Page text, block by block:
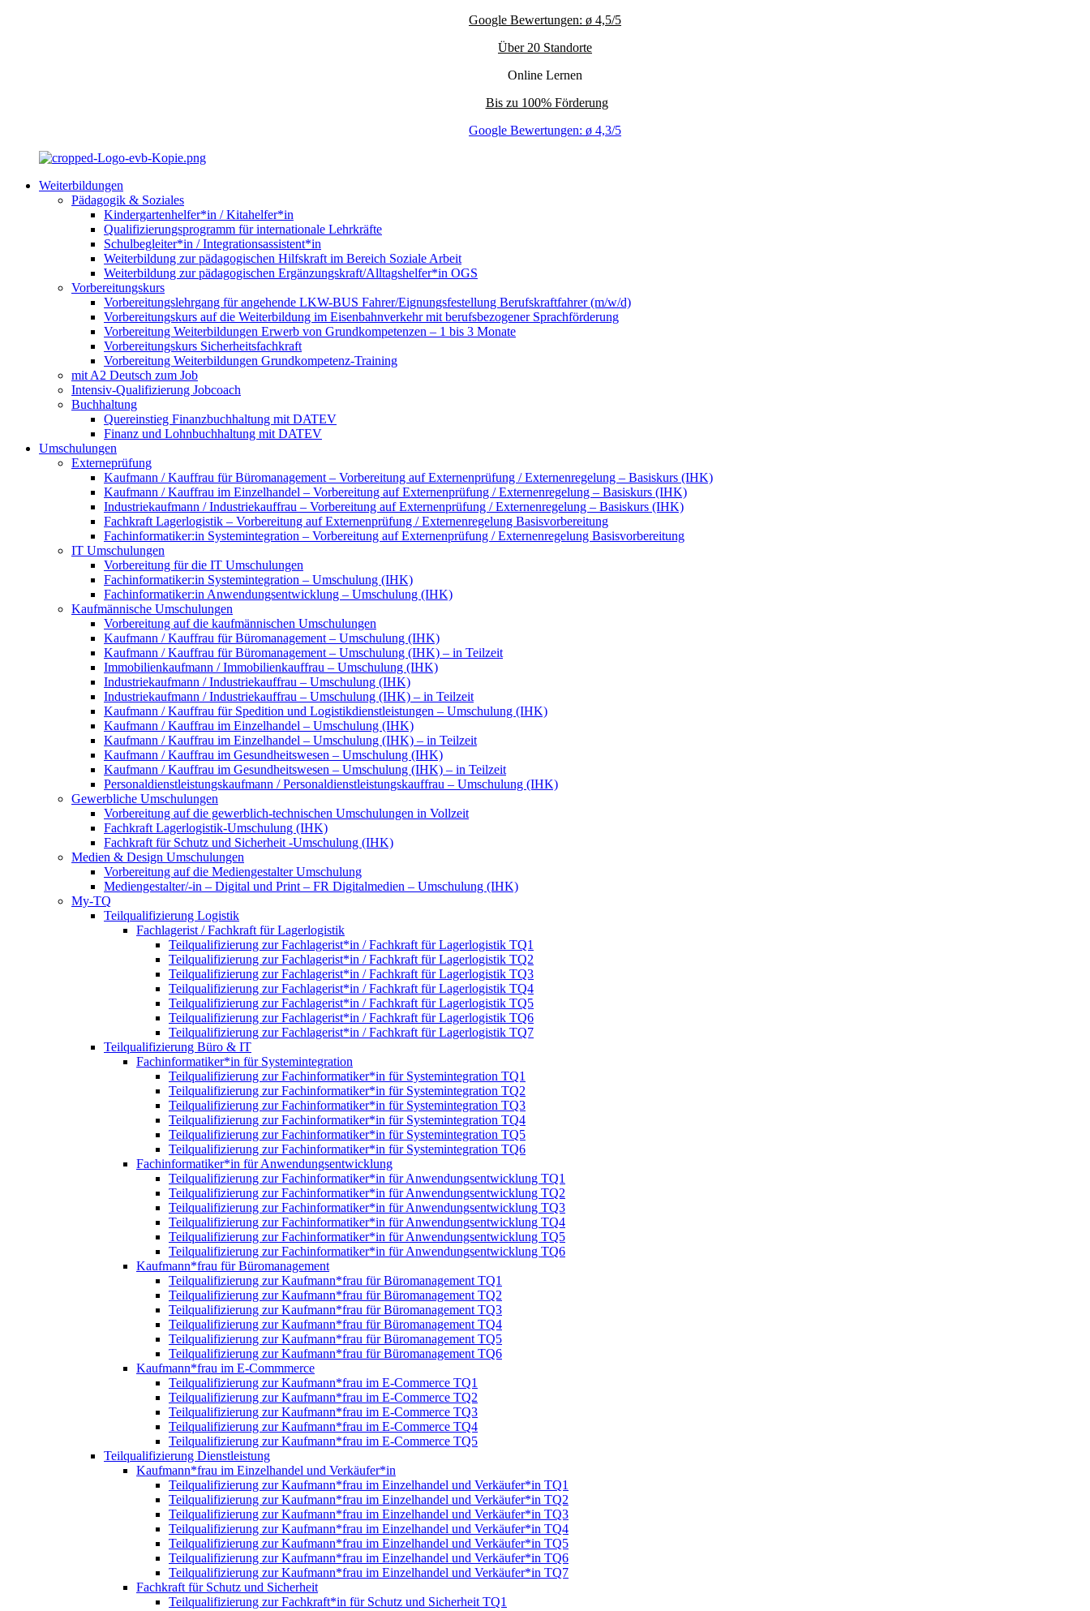
Google Bewertungen: ø 4,5/5
Über 20 Standorte
Online Lernen
Bis zu 100% Förderung
Google Bewertungen: ø 4,3/5
Weiterbildungen
Pädagogik & Soziales
Kindergartenhelfer*in / Kitahelfer*in
Qualifizierungsprogramm für internationale Lehrkräfte
Schulbegleiter*in / Integrationsassistent*in
Weiterbildung zur pädagogischen Hilfskraft im Bereich Soziale Arbeit
Weiterbildung zur pädagogischen Ergänzungskraft/Alltagshelfer*in OGS
Vorbereitungskurs
Vorbereitungslehrgang für angehende LKW-BUS Fahrer/Eignungsfestellung Berufskraftfahrer (m/w/d)
Vorbereitungskurs auf die Weiterbildung im Eisenbahnverkehr mit berufsbezogener Sprachförderung
Vorbereitung Weiterbildungen Erwerb von Grundkompetenzen – 1 bis 3 Monate
Vorbereitungskurs Sicherheitsfachkraft
Vorbereitung Weiterbildungen Grundkompetenz-Training
mit A2 Deutsch zum Job
Intensiv-Qualifizierung Jobcoach
Buchhaltung
Quereinstieg Finanzbuchhaltung mit DATEV
Finanz und Lohnbuchhaltung mit DATEV
Umschulungen
Externeprüfung
Kaufmann / Kauffrau für Büromanagement – Vorbereitung auf Externenprüfung / Externenregelung – Basiskurs (IHK)
Kaufmann / Kauffrau im Einzelhandel – Vorbereitung auf Externenprüfung / Externenregelung – Basiskurs (IHK)
Industriekaufmann / Industriekauffrau – Vorbereitung auf Externenprüfung / Externenregelung – Basiskurs (IHK)
Fachkraft Lagerlogistik – Vorbereitung auf Externenprüfung / Externenregelung Basisvorbereitung
Fachinformatiker:in Systemintegration – Vorbereitung auf Externenprüfung / Externenregelung Basisvorbereitung
IT Umschulungen
Vorbereitung für die IT Umschulungen
Fachinformatiker:in Systemintegration – Umschulung (IHK)
Fachinformatiker:in Anwendungsentwicklung – Umschulung (IHK)
Kaufmännische Umschulungen
Vorbereitung auf die kaufmännischen Umschulungen
Kaufmann / Kauffrau für Büromanagement – Umschulung (IHK)
Kaufmann / Kauffrau für Büromanagement – Umschulung (IHK) – in Teilzeit
Immobilienkaufmann / Immobilienkauffrau – Umschulung (IHK)
Industriekaufmann / Industriekauffrau – Umschulung (IHK)
Industriekaufmann / Industriekauffrau – Umschulung (IHK) – in Teilzeit
Kaufmann / Kauffrau für Spedition und Logistikdienstleistungen – Umschulung (IHK)
Kaufmann / Kauffrau im Einzelhandel – Umschulung (IHK)
Kaufmann / Kauffrau im Einzelhandel – Umschulung (IHK) – in Teilzeit
Kaufmann / Kauffrau im Gesundheitswesen – Umschulung (IHK)
Kaufmann / Kauffrau im Gesundheitswesen – Umschulung (IHK) – in Teilzeit
Personaldienstleistungskaufmann / Personaldienstleistungskauffrau – Umschulung (IHK)
Gewerbliche Umschulungen
Vorbereitung auf die gewerblich-technischen Umschulungen in Vollzeit
Fachkraft Lagerlogistik-Umschulung (IHK)
Fachkraft für Schutz und Sicherheit -Umschulung (IHK)
Medien & Design Umschulungen
Vorbereitung auf die Mediengestalter Umschulung
Mediengestalter/-in – Digital und Print – FR Digitalmedien – Umschulung (IHK)
My-TQ
Teilqualifizierung Logistik
Fachlagerist / Fachkraft für Lagerlogistik
Teilqualifizierung zur Fachlagerist*in / Fachkraft für Lagerlogistik TQ1
Teilqualifizierung zur Fachlagerist*in / Fachkraft für Lagerlogistik TQ2
Teilqualifizierung zur Fachlagerist*in / Fachkraft für Lagerlogistik TQ3
Teilqualifizierung zur Fachlagerist*in / Fachkraft für Lagerlogistik TQ4
Teilqualifizierung zur Fachlagerist*in / Fachkraft für Lagerlogistik TQ5
Teilqualifizierung zur Fachlagerist*in / Fachkraft für Lagerlogistik TQ6
Teilqualifizierung zur Fachlagerist*in / Fachkraft für Lagerlogistik TQ7
Teilqualifizierung Büro & IT
Fachinformatiker*in für Systemintegration
Teilqualifizierung zur Fachinformatiker*in für Systemintegration TQ1
Teilqualifizierung zur Fachinformatiker*in für Systemintegration TQ2
Teilqualifizierung zur Fachinformatiker*in für Systemintegration TQ3
Teilqualifizierung zur Fachinformatiker*in für Systemintegration TQ4
Teilqualifizierung zur Fachinformatiker*in für Systemintegration TQ5
Teilqualifizierung zur Fachinformatiker*in für Systemintegration TQ6
Fachinformatiker*in für Anwendungsentwicklung
Teilqualifizierung zur Fachinformatiker*in für Anwendungsentwicklung TQ1
Teilqualifizierung zur Fachinformatiker*in für Anwendungsentwicklung TQ2
Teilqualifizierung zur Fachinformatiker*in für Anwendungsentwicklung TQ3
Teilqualifizierung zur Fachinformatiker*in für Anwendungsentwicklung TQ4
Teilqualifizierung zur Fachinformatiker*in für Anwendungsentwicklung TQ5
Teilqualifizierung zur Fachinformatiker*in für Anwendungsentwicklung TQ6
Kaufmann*frau für Büromanagement
Teilqualifizierung zur Kaufmann*frau für Büromanagement TQ1
Teilqualifizierung zur Kaufmann*frau für Büromanagement TQ2
Teilqualifizierung zur Kaufmann*frau für Büromanagement TQ3
Teilqualifizierung zur Kaufmann*frau für Büromanagement TQ4
Teilqualifizierung zur Kaufmann*frau für Büromanagement TQ5
Teilqualifizierung zur Kaufmann*frau für Büromanagement TQ6
Kaufmann*frau im E-Commmerce
Teilqualifizierung zur Kaufmann*frau im E-Commerce TQ1
Teilqualifizierung zur Kaufmann*frau im E-Commerce TQ2
Teilqualifizierung zur Kaufmann*frau im E-Commerce TQ3
Teilqualifizierung zur Kaufmann*frau im E-Commerce TQ4
Teilqualifizierung zur Kaufmann*frau im E-Commerce TQ5
Teilqualifizierung Dienstleistung
Kaufmann*frau im Einzelhandel und Verkäufer*in
Teilqualifizierung zur Kaufmann*frau im Einzelhandel und Verkäufer*in TQ1
Teilqualifizierung zur Kaufmann*frau im Einzelhandel und Verkäufer*in TQ2
Teilqualifizierung zur Kaufmann*frau im Einzelhandel und Verkäufer*in TQ3
Teilqualifizierung zur Kaufmann*frau im Einzelhandel und Verkäufer*in TQ4
Teilqualifizierung zur Kaufmann*frau im Einzelhandel und Verkäufer*in TQ5
Teilqualifizierung zur Kaufmann*frau im Einzelhandel und Verkäufer*in TQ6
Teilqualifizierung zur Kaufmann*frau im Einzelhandel und Verkäufer*in TQ7
Fachkraft für Schutz und Sicherheit
Teilqualifizierung zur Fachkraft*in für Schutz und Sicherheit TQ1